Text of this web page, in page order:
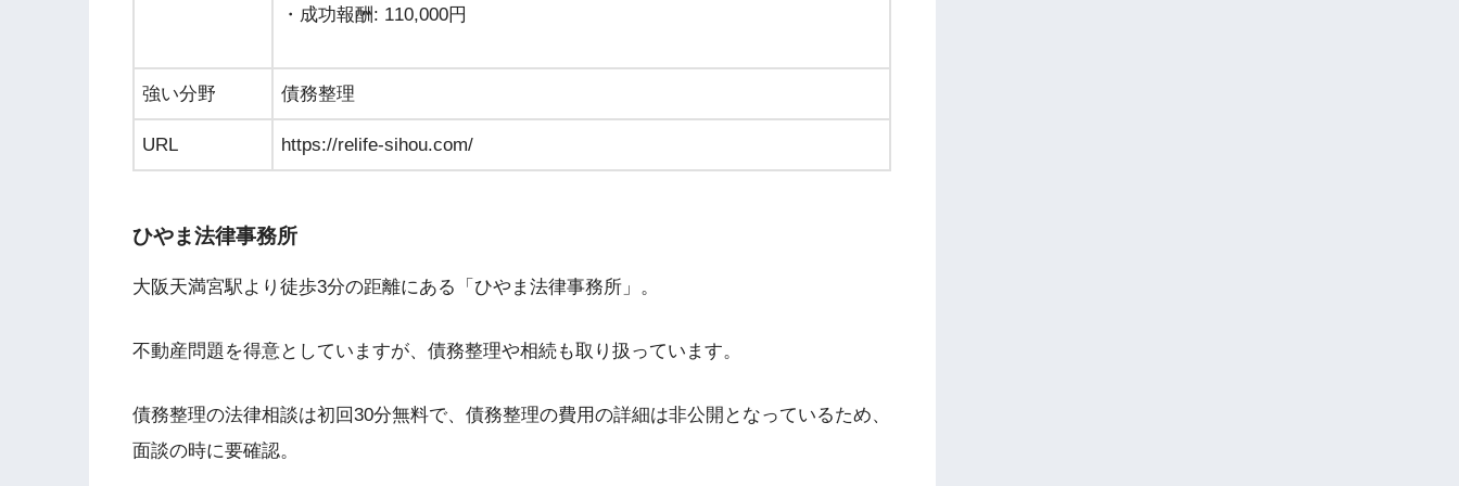
・成功報酬: 110,000円
強い分野 債務整理
URL https://relife-sihou.com/
ひやま法律事務所
大阪天満宮駅より徒歩3分の距離にある「ひやま法律事務所」。
不動産問題を得意としていますが、債務整理や相続も取り扱っています。
債務整理の法律相談は初回30分無料で、債務整理の費用の詳細は非公開となっているため、
面談の時に要確認。